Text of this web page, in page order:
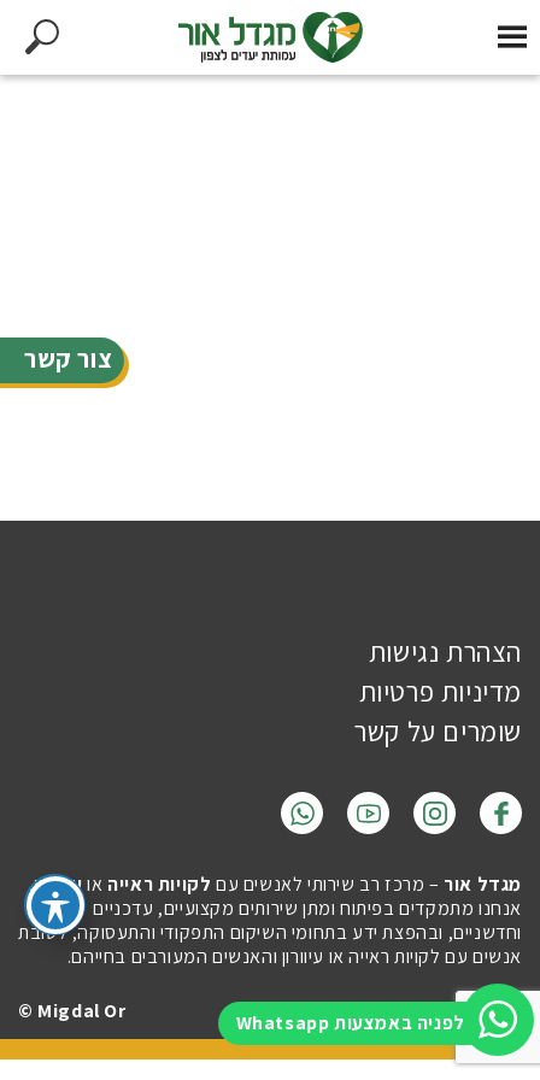
צור קשר
לפניה באמצעות Whatsapp
הצהרת נגישות
מדיניות פרטיות
שומרים על קשר
מגדל אור – מרכז רב שירותי לאנשים עם לקויות ראייה אועיוורון.
אנחנו מתמקדים בפיתוח ומתן שירותים מקצועיים, עדכניים
וחדשניים, ובהפצת ידע בתחומי השיקום התפקודי והתעסוקה, לטובת
אנשים עם לקויות ראייה או עיוורון והאנשים המעורבים בחייהם.
Imaginet
Migdal Or ©